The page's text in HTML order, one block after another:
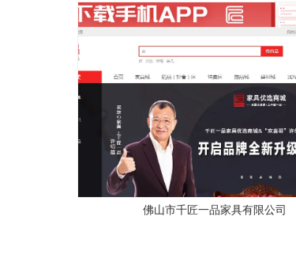
佛山市千匠一品家具有限公司